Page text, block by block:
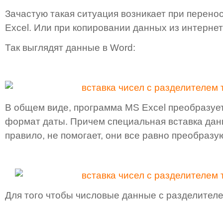
Зачастую такая ситуация возникает при
Excel. Или при копировании данных из
Так выглядят данные в Word:
В общем виде, программа MS Excel
формат даты. Причем специальная вставка
правило, не помогает, они все равно
Для того чтобы числовые данные с